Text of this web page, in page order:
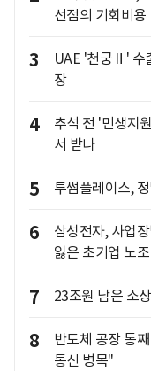
선점의 기회비용
3
UAE '천궁Ⅱ' 수
장
4
추석 전 '민생지
서 받나
5 투썸플레이스,
6
삼성전자, 사업
잃은 초기업 노
7 23조원 남은 소
8
반도체 공장 통
통신 병목"